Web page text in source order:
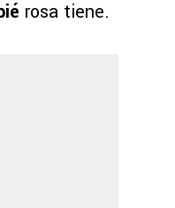
rosa tiene.